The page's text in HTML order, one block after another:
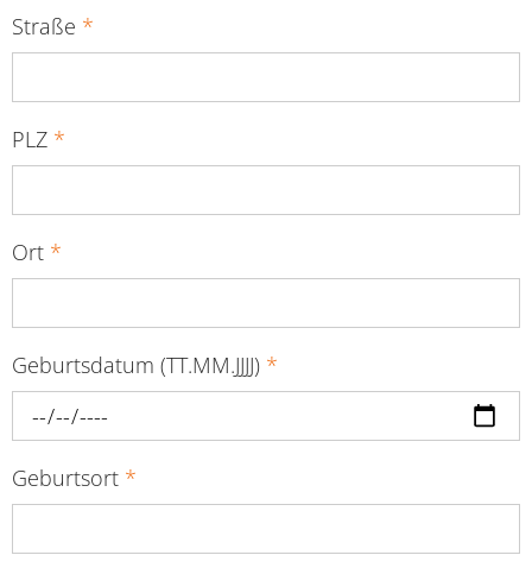
Straße *
PLZ *
Ort *
Geburtsdatum (TT.MM.JJJJ) *
Geburtsort *